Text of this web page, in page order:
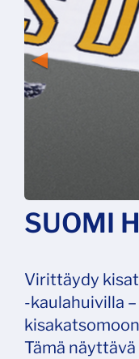
SUOMI
Virittäydy
-kaulahuivilla
Tämä